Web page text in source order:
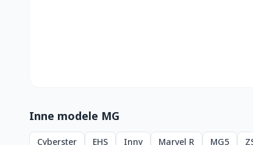
Inne modele MG
Cyberster EHS Inny Marvel R MG5